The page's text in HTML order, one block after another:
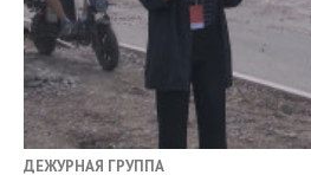
ДЕЖУРНАЯ ГРУППА